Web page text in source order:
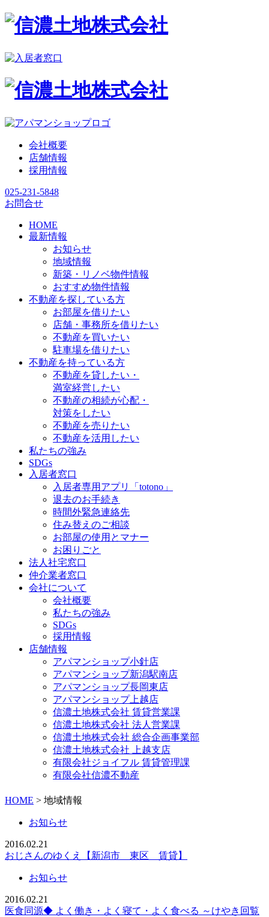
会社概要
店舗情報
採用情報
025-231-5848
お問合せ
HOME
最新情報
お知らせ
地域情報
新築・リノベ物件情報
おすすめ物件情報
不動産を探している方
お部屋を借りたい
店舗・事務所を借りたい
不動産を買いたい
駐車場を借りたい
不動産を持っている方
不動産を貸したい・
満室経営したい
不動産の相続が心配・
対策をしたい
不動産を売りたい
不動産を活用したい
私たちの強み
SDGs
入居者窓口
入居者専用アプリ「totono」
退去のお手続き
時間外緊急連絡先
住み替えのご相談
お部屋の使用とマナー
お困りごと
法人社宅窓口
仲介業者窓口
会社について
会社概要
私たちの強み
SDGs
採用情報
店舗情報
アパマンショップ小針店
アパマンショップ新潟駅南店
アパマンショップ長岡東店
アパマンショップ上越店
信濃土地株式会社 賃貸営業課
信濃土地株式会社 法人営業課
信濃土地株式会社 総合企画事業部
信濃土地株式会社 上越支店
有限会社ジョイフル 賃貸管理課
有限会社信濃不動産
HOME > 地域情報
お知らせ
2016.02.21
おじさんのゆくえ【新潟市 東区 賃貸】
お知らせ
2016.02.21
医食同源◆ よく働き・よく寝て・よく食べる ～けやき回覧